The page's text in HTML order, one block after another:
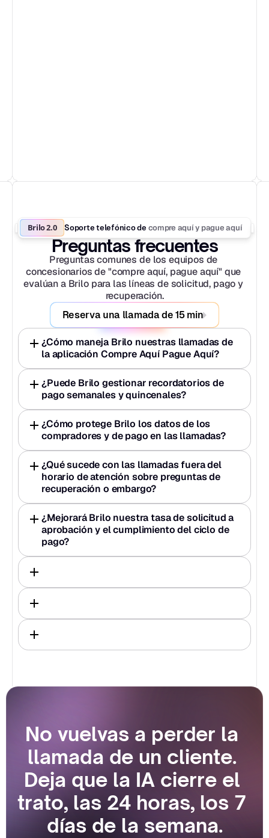
Brilo 2.0 Soporte telefónico de compre aquí y pague aquí
Preguntas frecuentes
Preguntas comunes de los equipos de
concesionarios de "compre aquí, pague aquí" que
evalúan a Brilo para las líneas de solicitud, pago y
recuperación.
Reserva una llamada de 15 min
¿Cómo maneja Brilo nuestras llamadas de
la aplicación Compre Aquí Pague Aquí?
¿Puede Brilo gestionar recordatorios de
pago semanales y quincenales?
¿Cómo protege Brilo los datos de los
compradores y de pago en las llamadas?
¿Qué sucede con las llamadas fuera del
horario de atención sobre preguntas de
recuperación o embargo?
¿Mejorará Brilo nuestra tasa de solicitud a
aprobación y el cumplimiento del ciclo de
pago?
No vuelvas a perder la
llamada de un cliente.
Deja que la IA cierre el
trato, las 24 horas, los 7
días de la semana.